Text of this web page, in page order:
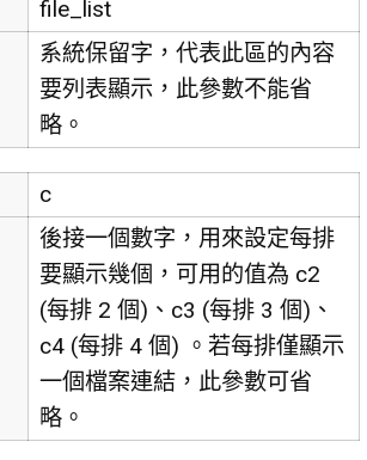
file_list
系統保留字，代表此區的內容
要列表顯示，此參數不能省
略。
c
後接一個數字，用來設定每排
要顯示幾個，可用的值為 c2
(每排 2 個)、c3 (每排 3 個)、
c4 (每排 4 個) 。若每排僅顯示
一個檔案連結，此參數可省
略。